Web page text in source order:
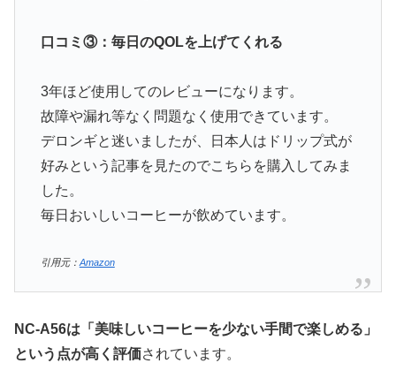
口コミ③：毎日のQOLを上げてくれる
3年ほど使用してのレビューになります。
故障や漏れ等なく問題なく使用できています。
デロンギと迷いましたが、日本人はドリップ式が
好みという記事を見たのでこちらを購入してみま
した。
毎日おいしいコーヒーが飲めています。
引用元： Amazon
NC-A56は「美味しいコーヒーを少ない手間で楽しめる」
という点が高く評価されています。